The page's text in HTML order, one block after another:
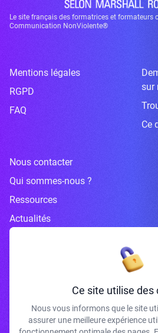
Le site français des formatrices et formateurs
Communication NonViolente®
Mentions légales
RGPD
FAQ
sur
Ce
Nous contacter
Qui sommes-nous ?
Ressources
Actualités
Inscrivez-vous à la
J'accepte de recevoir vos e-mails et
Ce site utilise des
Nous vous informons que le site
assurer une meilleure expérience